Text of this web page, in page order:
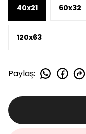
40x21 60x32
120x63
Paylaş: